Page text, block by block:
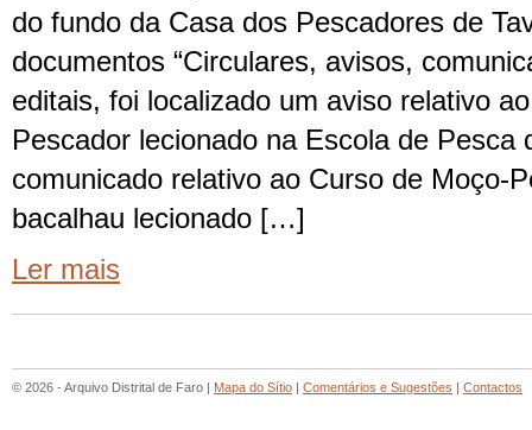
do fundo da Casa dos Pescadores de
documentos “Circulares, avisos,
editais, foi localizado um aviso relativo
Pescador lecionado na Escola de Pesca
comunicado relativo ao Curso de Moço-
bacalhau lecionado […]
Ler mais
© 2026 - Arquivo Distrital de Faro | Mapa do Sítio | Comentários e Sugestões | Contactos